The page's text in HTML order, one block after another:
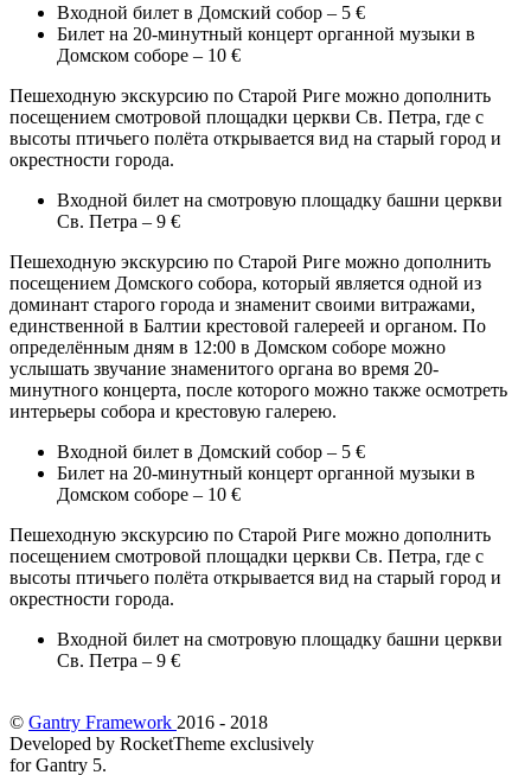
Входной билет в Домский собор – 5 €
Билет на 20-минутный концерт органной музыки в
Домском соборе – 10 €
Пешеходную экскурсию по Старой Риге можно дополнить
посещением смотровой площадки церкви Св. Петра, где с
высоты птичьего полёта открывается вид на старый город и
окрестности города.
Входной билет на смотровую площадку башни церкви
Св. Петра – 9 €
Пешеходную экскурсию по Старой Риге можно дополнить
посещением Домского собора, который является одной из
доминант старого города и знаменит своими витражами,
единственной в Балтии крестовой галереей и органом. По
определённым дням в 12:00 в Домском соборе можно
услышать звучание знаменитого органа во время 20-
минутного концерта, после которого можно также осмотреть
интерьеры собора и крестовую галерею.
Входной билет в Домский собор – 5 €
Билет на 20-минутный концерт органной музыки в
Домском соборе – 10 €
Пешеходную экскурсию по Старой Риге можно дополнить
посещением смотровой площадки церкви Св. Петра, где с
высоты птичьего полёта открывается вид на старый город и
окрестности города.
Входной билет на смотровую площадку башни церкви
Св. Петра – 9 €
© Gantry Framework 2016 - 2018
Developed by RocketTheme exclusively
for Gantry 5.